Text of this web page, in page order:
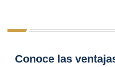
Conoce las